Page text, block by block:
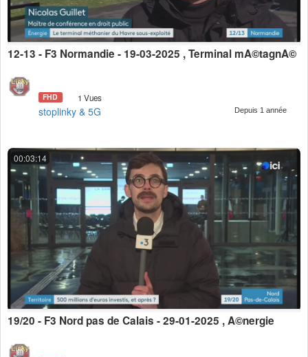
12-13 - F3 Normandie - 19-03-2025 , Terminal mÃ©tagnÃ©
FHD 1 Vues
stoplinky & 5G Depuis 1 année
00:03:14
19/20 - F3 Nord pas de Calais - 29-01-2025 , Ã©nergie